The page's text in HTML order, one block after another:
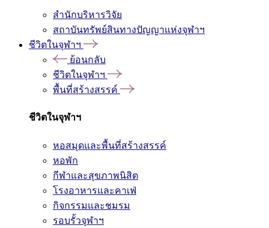
สำนักบริหารวิจัย
สถาบันทรัพย์สินทางปัญญาแห่งจุฬาฯ
ชีวิตในจุฬาฯ
ย้อนกลับ
ชีวิตในจุฬาฯ
พื้นที่สร้างสรรค์
ชีวิตในจุฬาฯ
หอสมุดและพื้นที่สร้างสรรค์
หอพัก
กีฬาและสุขภาพนิสิต
โรงอาหารและคาเฟ่
กิจกรรมและชมรม
รอบรั้วจุฬาฯ